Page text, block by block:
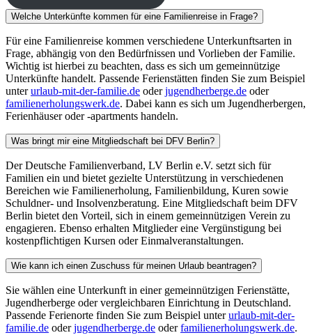
Welche Unterkünfte kommen für eine Familienreise in Frage?
Für eine Familienreise kommen verschiedene Unterkunftsarten in
Frage, abhängig von den Bedürfnissen und Vorlieben der Familie.
Wichtig ist hierbei zu beachten, dass es sich um gemeinnützige
Unterkünfte handelt. Passende Ferienstätten finden Sie zum Beispiel
unterurlaub-mit-der-familie.de oderjugendherberge.de oder
familienerholungswerk.de. Dabei kann es sich um Jugendherbergen,
Ferienhäuser oder -apartments handeln.
Was bringt mir eine Mitgliedschaft bei DFV Berlin?
Der Deutsche Familienverband, LV Berlin e.V. setzt sich für
Familien ein und bietet gezielte Unterstützung in verschiedenen
Bereichen wie Familienerholung, Familienbildung, Kuren sowie
Schuldner- und Insolvenzberatung. Eine Mitgliedschaft beim DFV
Berlin bietet den Vorteil, sich in einem gemeinnützigen Verein zu
engagieren. Ebenso erhalten Mitglieder eine Vergünstigung bei
kostenpflichtigen Kursen oder Einmalveranstaltungen.
Wie kann ich einen Zuschuss für meinen Urlaub beantragen?
Sie wählen eine Unterkunft in einer gemeinnützigen Ferienstätte,
Jugendherberge oder vergleichbaren Einrichtung in Deutschland.
Passende Ferienorte finden Sie zum Beispiel unterurlaub-mit-der-
familie.de oderjugendherberge.de oderfamilienerholungswerk.de.